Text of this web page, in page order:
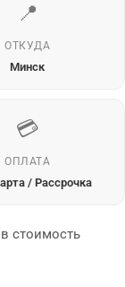
📍
ОТКУДА
Минск
💳
ОПЛАТА
/ Рассрочка
стоимость